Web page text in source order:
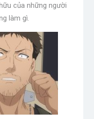
của những người
làm gì.